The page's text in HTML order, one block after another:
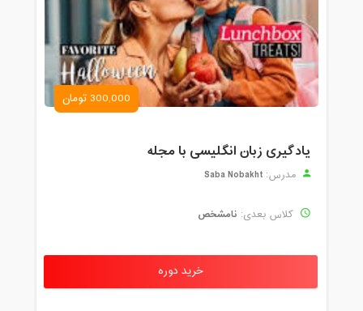
300,000 تومان
یادگیری زبان انگلیسی با مجله
مدرس: Saba Nobakht
کلاس بعدی: نامشخص
خرید دوره